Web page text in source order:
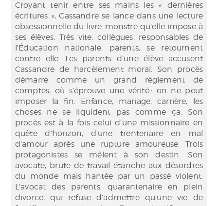
Croyant tenir entre ses mains les « dernières
écritures », Cassandre se lance dans une lecture
obsessionnelle du livre-monstre qu’elle impose à
ses élèves. Très vite, collègues, responsables de
l’Éducation nationale, parents, se retournent
contre elle. Les parents d’une élève accusent
Cassandre de harcèlement moral. Son procès
démarre comme un grand règlement de
comptes, où s’éprouve une vérité : on ne peut
imposer la fin. Enfance, mariage, carrière, les
choses ne se liquident pas comme ça. Son
procès est à la fois celui d’une missionnaire en
quête d’horizon, d’une trentenaire en mal
d’amour après une rupture amoureuse. Trois
protagonistes se mêlent à son destin. Son
avocate, brute de travail étanche aux désordres
du monde mais hantée par un passé violent.
L’avocat des parents, quarantenaire en plein
divorce, qui refuse d’admettre qu’une vie de